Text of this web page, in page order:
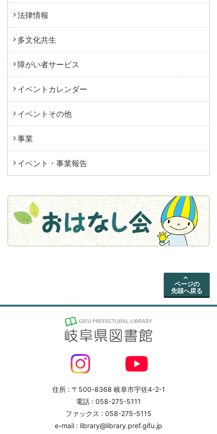
法律情報
多文化共生
障がい者サービス
イベントカレンダー
イベントその他
事業
イベント・事業報告
ページの
先頭へ戻る
住所 : 〒500-8368 岐阜市宇佐4-2-1
電話 : 058-275-5111
ファックス : 058-275-5115
e-mail : library@library.pref.gifu.jp